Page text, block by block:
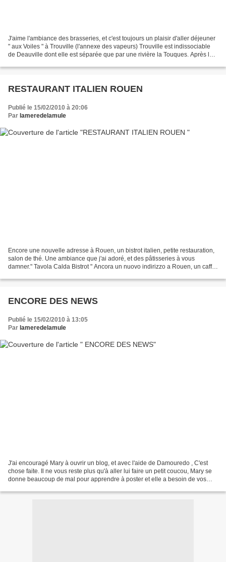
J'aime l'ambiance des brasseries, et c'est toujours un plaisir d'aller déjeuner
" aux Voiles " à Trouville (l'annexe des vapeurs) Trouville est indissociable
de Deauville dont elle est séparée que par une rivière la Touques. Après le
RESTAURANT ITALIEN ROUEN
Publié le 15/02/2010 à 20:06
Par lameredelamule
Encore une nouvelle adresse à Rouen, un bistrot italien, petite restauration,
salon de thé. Une ambiance que j'ai adoré, et des pâtisseries à vous
damner." Tavola Calda Bistrot " Ancora un nuovo indirizzo a Rouen, un caffè
ENCORE DES NEWS
Publié le 15/02/2010 à 13:05
Par lameredelamule
J'ai encouragé Mary à ouvrir un blog, et avec l'aide de Damouredo , C'est
chose faite. Il ne vous reste plus qu'à aller lui faire un petit coucou, Mary se
donne beaucoup de mal pour apprendre à poster et elle a besoin de vos